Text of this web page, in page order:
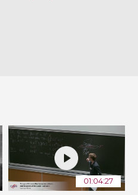
01:04:27